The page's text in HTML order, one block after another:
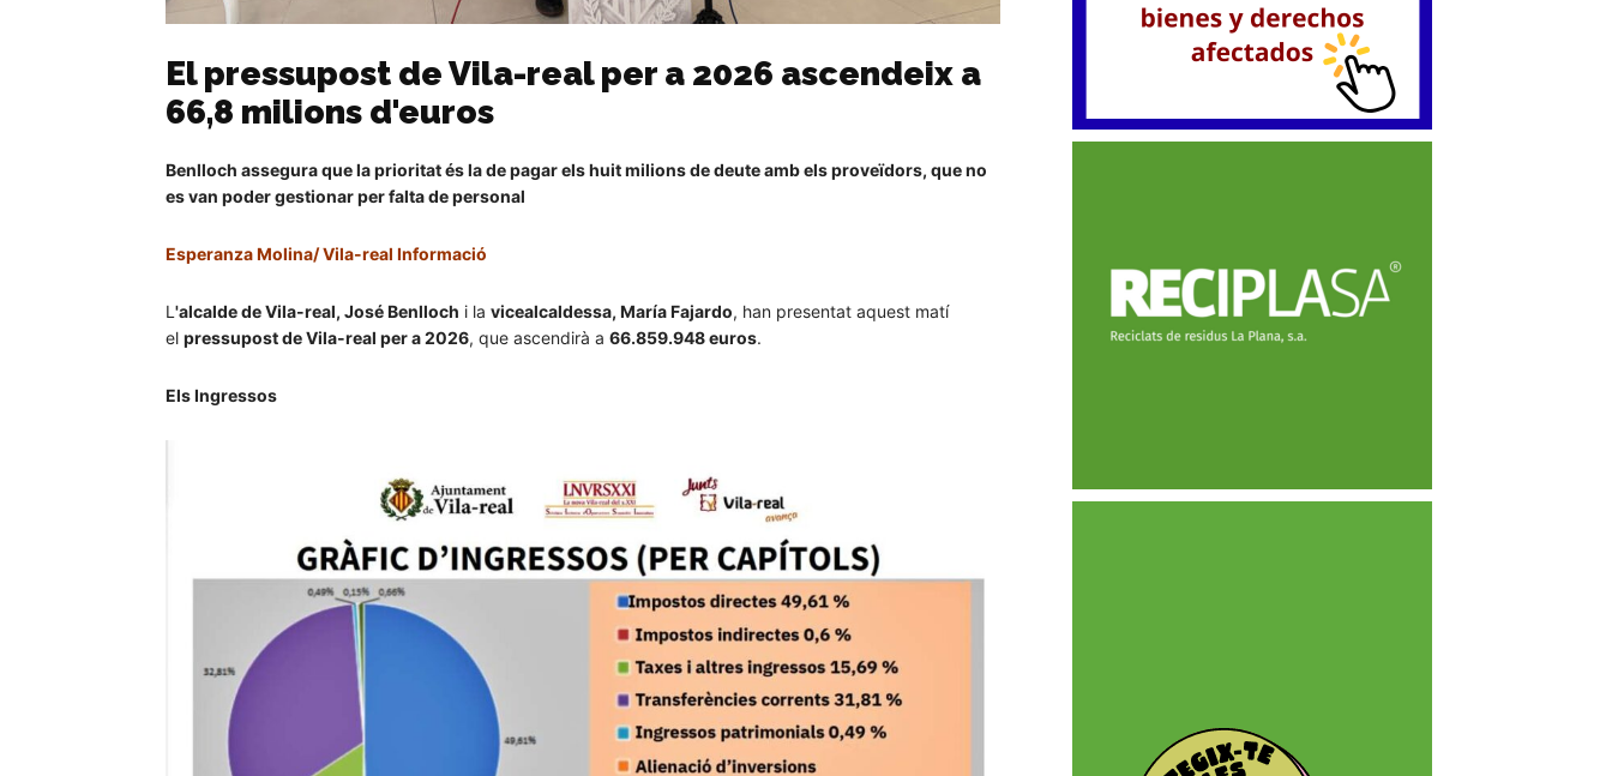
El pressupost de Vila-real per a 2026 ascendeix a
66,8 milions d'euros
Benlloch assegura que la prioritat és la de pagar els huit milions de deute amb els proveïdors, que no
es van poder gestionar per falta de personal
Esperanza Molina/ Vila-real Informació
L 'alcalde de Vila-real, José Benlloch i la vicealcaldessa, María Fajardo, han presentat aquest matí
el pressupost de Vila-real per a 2026, que ascendirà a 66.859.948 euros.
Els Ingressos